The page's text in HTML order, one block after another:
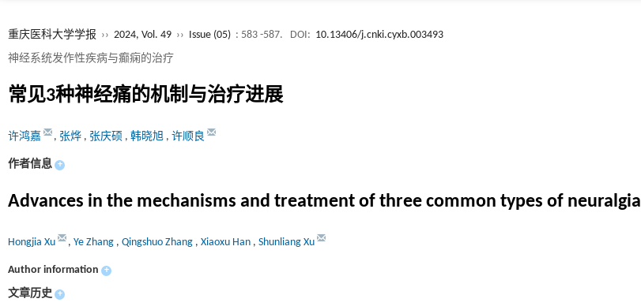
重庆医科大学学报 ›› 2024, Vol. 49 ›› Issue (05) : 583 -587. DOI: 10.13406/j.cnki.cyxb.003493
神经系统发作性疾病与癫痫的治疗
常见3种神经痛的机制与治疗进展
许鸿嘉 , 张烨 , 张庆硕 , 韩晓旭 , 许顺良
作者信息 +
Advances in the mechanisms and treatment of three common types of neuralgia
Hongjia Xu , Ye Zhang , Qingshuo Zhang , Xiaoxu Han , Shunliang Xu
Author information +
文章历史 +